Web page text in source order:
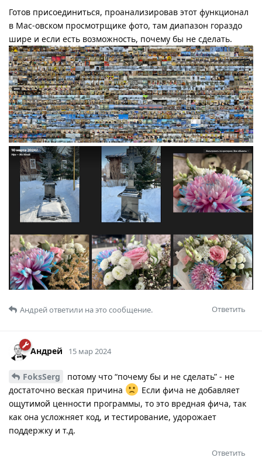
Готов присоединиться, проанализировав этот функционал
в Мас-овском просмотрщике фото, там диапазон гораздо
шире и если есть возможность, почему бы не сделать.
Ответить
Андрейответили на это сообщение.
Андрей 15 мар 2024
FoksSerg
потому что “почему бы и не сделать” - не
достаточно веская причина
Если фича не добавляет
ощутимой ценности программы, то это вредная фича, так
как она усложняет код, и тестирование, удорожает
поддержку и т.д.
Ответить